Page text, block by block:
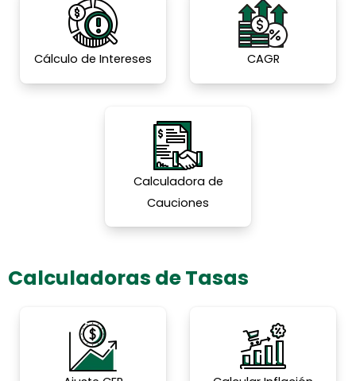
Cálculo de Intereses CAGR
Calculadora de
Cauciones
Calculadoras de Tasas